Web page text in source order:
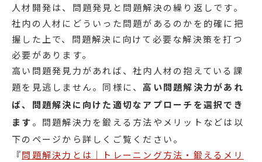
人材開発は、問題発見と問題解決の繰り返しです。
社内の人材にどういった問題があるのかを的確に把
握した上で、問題解決に向けて必要な解決策を打つ
必要があります。
高い問題発見力があれば、社内人材の抱えている課
題を見逃しません。同様に、 高い問題解決力があれ
ば、問題解決に向けた適切なアプローチを選択でき
ます。問題解決力を鍛える方法やメリットなどは以
下のページから詳しくご覧ください。
『問題解決力とは｜トレーニング方法・鍛えるメリ